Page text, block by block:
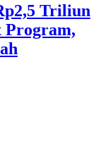
Triliun
Program,